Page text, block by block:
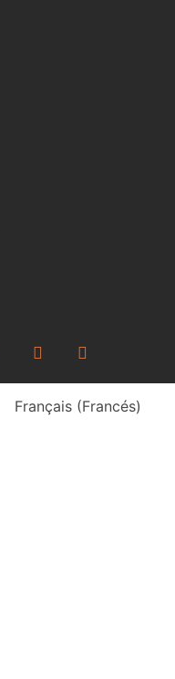
Français(Francés)